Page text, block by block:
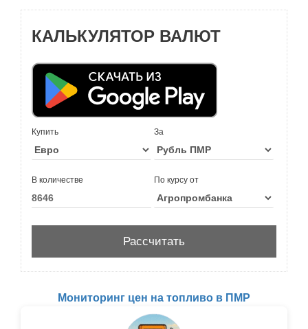
КАЛЬКУЛЯТОР ВАЛЮТ
Купить За
В количестве По курсу от
Мониторинг цен на топливо в ПМР